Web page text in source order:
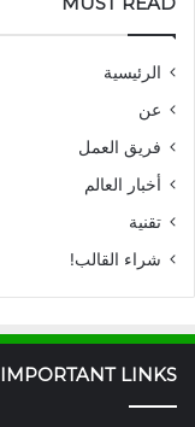
الرئيسية
عن
فريق العمل
أخبار العالم
تقنية
شراء القالب!
IMPORTANT LINKS